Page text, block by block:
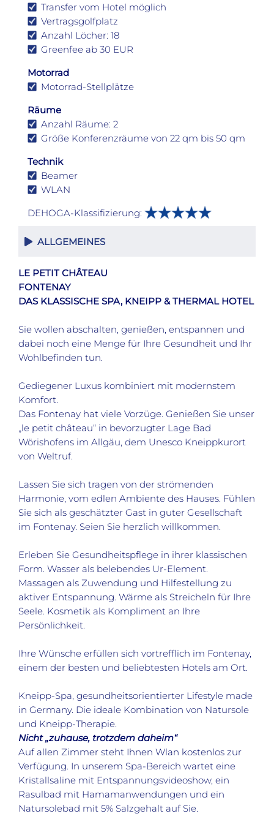
Transfer vom Hotel möglich
Vertragsgolfplatz
Anzahl Löcher: 18
Greenfee ab 30 EUR
Motorrad
Motorrad-Stellplätze
Räume
Anzahl Räume: 2
Größe Konferenzräume von 22 qm bis 50 qm
Technik
Beamer
WLAN
DEHOGA-Klassifizierung:
ALLGEMEINES
LE PETIT CHÂTEAU
FONTENAY
DAS KLASSISCHE SPA, KNEIPP & THERMAL HOTEL
Sie wollen abschalten, genießen, entspannen und
dabei noch eine Menge für Ihre Gesundheit und Ihr
Wohlbefinden tun.
Gediegener Luxus kombiniert mit modernstem
Komfort.
Das Fontenay hat viele Vorzüge. Genießen Sie unser
„le petit château“ in bevorzugter Lage Bad
Wörishofens im Allgäu, dem Unesco Kneippkurort
von Weltruf.
Lassen Sie sich tragen von der strömenden
Harmonie, vom edlen Ambiente des Hauses. Fühlen
Sie sich als geschätzter Gast in guter Gesellschaft
im Fontenay. Seien Sie herzlich willkommen.
Erleben Sie Gesundheitspflege in ihrer klassischen
Form. Wasser als belebendes Ur-Element.
Massagen als Zuwendung und Hilfestellung zu
aktiver Entspannung. Wärme als Streicheln für Ihre
Seele. Kosmetik als Kompliment an Ihre
Persönlichkeit.
Ihre Wünsche erfüllen sich vortrefflich im Fontenay,
einem der besten und beliebtesten Hotels am Ort.
Kneipp-Spa, gesundheitsorientierter Lifestyle made
in Germany. Die ideale Kombination von Natursole
und Kneipp-Therapie.
Nicht „zuhause, trotzdem daheim“
Auf allen Zimmer steht Ihnen Wlan kostenlos zur
Verfügung. In unserem Spa-Bereich wartet eine
Kristallsaline mit Entspannungsvideoshow, ein
Rasulbad mit Hamamanwendungen und ein
Natursolebad mit 5% Salzgehalt auf Sie.